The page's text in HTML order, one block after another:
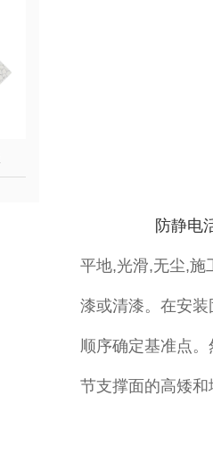
防静电
平地,光滑,无尘,施
漆或清漆。在安
顺序确定基准点
节支撑面的高矮和